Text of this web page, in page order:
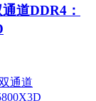
道DDR4：